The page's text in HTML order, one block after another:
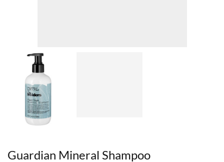
Guardian Mineral Shampoo